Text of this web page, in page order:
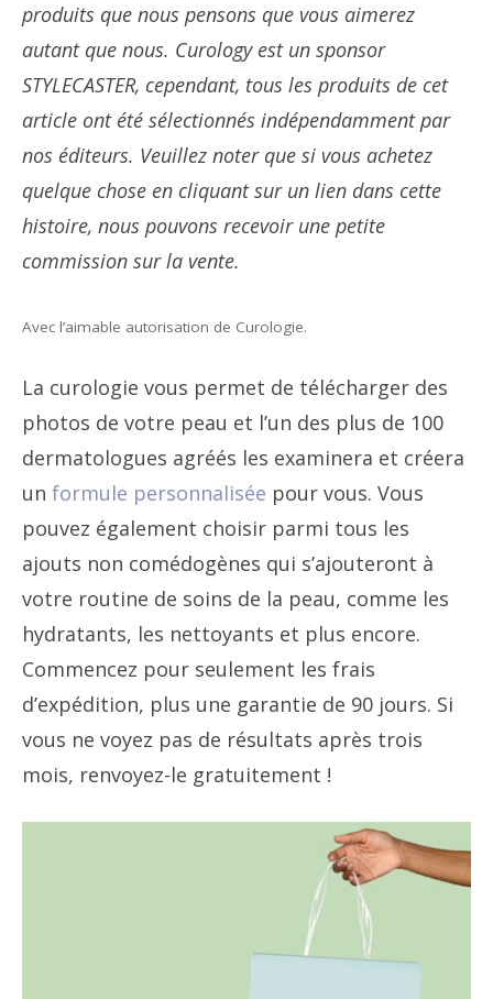
produits que nous pensons que vous aimerez
autant que nous. Curology est un sponsor
STYLECASTER, cependant, tous les produits de cet
article ont été sélectionnés indépendamment par
nos éditeurs. Veuillez noter que si vous achetez
quelque chose en cliquant sur un lien dans cette
histoire, nous pouvons recevoir une petite
commission sur la vente.
Avec l’aimable autorisation de Curologie.
La curologie vous permet de télécharger des
photos de votre peau et l’un des plus de 100
dermatologues agréés les examinera et créera
un formule personnalisée pour vous. Vous
pouvez également choisir parmi tous les
ajouts non comédogènes qui s’ajouteront à
votre routine de soins de la peau, comme les
hydratants, les nettoyants et plus encore.
Commencez pour seulement les frais
d’expédition, plus une garantie de 90 jours. Si
vous ne voyez pas de résultats après trois
mois, renvoyez-le gratuitement !